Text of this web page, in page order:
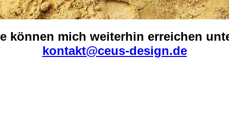
können mich weiterhin erreichen
kontakt@ceus-design.de